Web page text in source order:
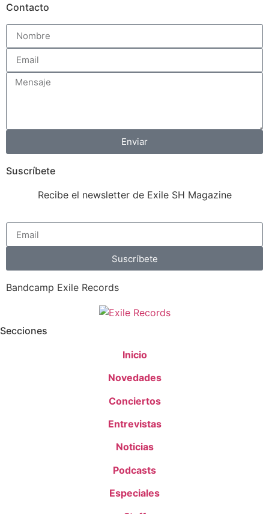
Contacto
Enviar
Suscríbete
Recibe el newsletter de Exile SH Magazine
Suscríbete
Bandcamp Exile Records
Secciones
Inicio
Novedades
Conciertos
Entrevistas
Noticias
Podcasts
Especiales